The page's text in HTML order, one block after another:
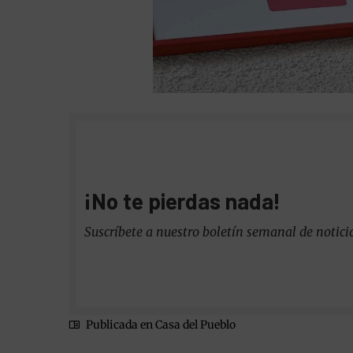
¡No te pierdas nada!
Suscríbete a nuestro boletín semanal de
Publicada enCasa del Pueblo